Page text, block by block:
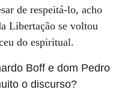
de respeitá-lo, acho
Libertação se voltou
do espiritual.
Boff e dom Pedro
o discurso?